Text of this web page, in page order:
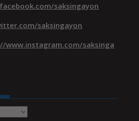
saksingayon
saksingayon
www.instagram.com/saksinga